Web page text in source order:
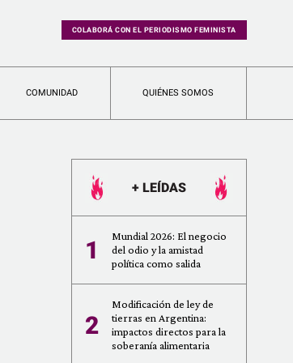
COLABORÁ CON EL PERIODISMO FEMINISTA
COMUNIDAD QUIÉNES SOMOS
+ LEÍDAS
1
Mundial 2026: El negocio
del odio y la amistad
política como salida
2
Modificación de ley de
tierras en Argentina:
impactos directos para la
soberanía alimentaria